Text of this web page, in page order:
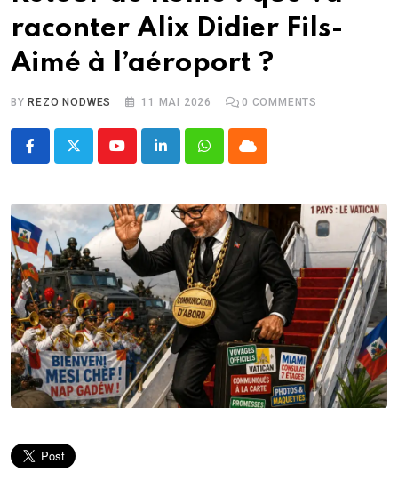
raconter Alix Didier Fils-
Aimé à l’aéroport ?
BY REZO NODWES 11 MAI 2026 0 COMMENTS
YoutubeLinkedInWhatsappCloud